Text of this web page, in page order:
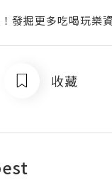
發掘更多吃喝玩樂
收藏